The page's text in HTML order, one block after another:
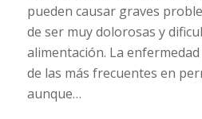
pueden causar graves
de ser muy dolorosas y
alimentación. La
de las más frecuentes en
aunque…